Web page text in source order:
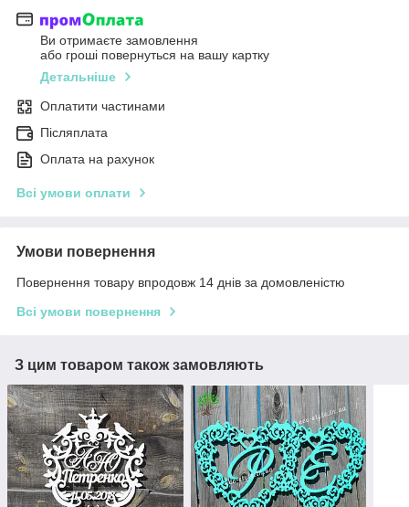
Ви отримаєте замовлення
або гроші повернуться на вашу картку
Детальніше
Оплатити частинами
Післяплата
Оплата на рахунок
Всі умови оплати
Умови повернення
Повернення товару впродовж 14 днів за домовленістю
Всі умови повернення
З цим товаром також замовляють